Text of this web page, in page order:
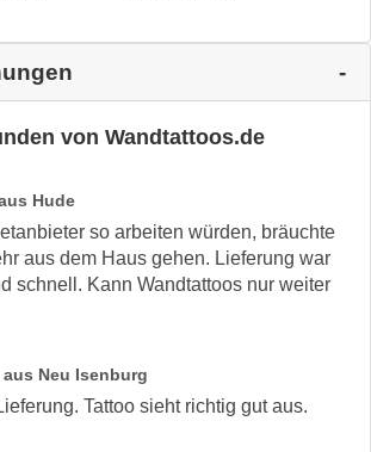
von Wandtattoos.de
Hude
so arbeiten würden, bräuchte
aus dem Haus gehen. Lieferung war
schnell. Kann Wandtattoos nur weiter
aus Neu Isenburg
Tattoo sieht richtig gut aus.